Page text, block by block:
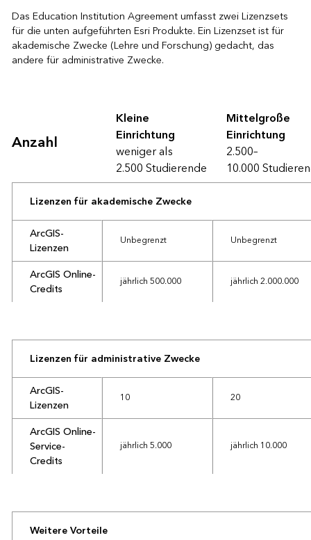
Das Education Institution Agreement umfasst zwei Lizenzsets
für die unten aufgeführten Esri Produkte. Ein Lizenzset ist für
akademische Zwecke (Lehre und Forschung) gedacht, das
andere für administrative Zwecke.
Education Institution Agreement
Anzahl
Kleine
Einrichtung
weniger als
2.500 Studierende
Mittelgroße
Einrichtung
2.500–
10.000
Lizenzen für akademische Zwecke
ArcGIS-
Lizenzen
Unbegrenzt Unbegrenzt
ArcGIS Online-
Credits
jährlich 500.000 jährlich 2.000.000
Lizenzen für administrative Zwecke
ArcGIS-
Lizenzen
10 20
ArcGIS Online-
Service-
Credits
jährlich 5.000 jährlich 10.000
Weitere Vorteile